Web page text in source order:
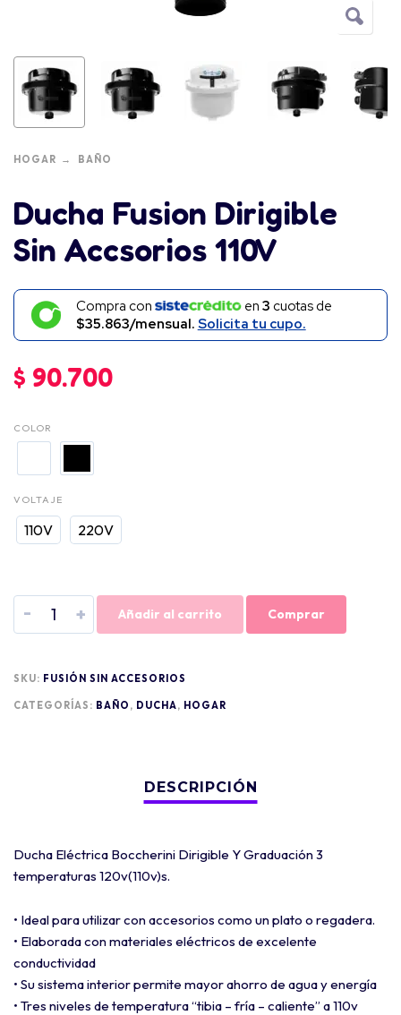
HOGAR BAÑO
Ducha Fusion Dirigible
Sin Accsorios 110V
Compra con en3 cuotas de
$35.863/mensual. Solicita tu cupo.
$ 90.700
COLOR
VOLTAJE
110V 220V
- + Añadir al carrito Comprar
SKU: FUSIÓN SIN ACCESORIOS
CATEGORÍAS: BAÑO , DUCHA, HOGAR
Ducha Eléctrica Boccherini Dirigible Y Graduación 3
temperaturas 120v(110v)s.
• Ideal para utilizar con accesorios como un plato o regadera.
• Elaborada con materiales eléctricos de excelente
conductividad
• Su sistema interior permite mayor ahorro de agua y energía
• Tres niveles de temperatura “tibia – fría – caliente” a 110v